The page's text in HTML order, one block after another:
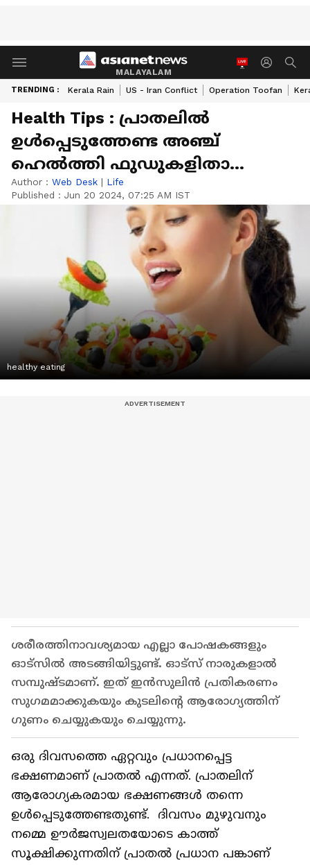
MALAYALAM
TRENDING : Kerala Rain US - Iran Conflict Operation Toofan
Health Tips : പ്രാതലിൽ‍
ഉൾപ്പെടുത്തേണ്ട അഞ്ച്
ഹെൽത്തി ഫുഡുകളിതാ...
Author : Web Desk | Life
Published : Jun 20 2024, 07:25 AM IST
healthy eating
ശരീരത്തിനാവശ്യമായ എല്ലാ പോഷകങ്ങളും
ഓട്‌സില്‍ അടങ്ങിയിട്ടുണ്ട്. ഓട്‌സ് നാരുകളാൽ
സമ്പുഷ്ടമാണ്. ഇത് ഇൻസുലിൻ പ്രതികരണം
സുഗമമാക്കുകയും കുടലിൻ്റെ ആരോഗ്യത്തിന്
ഗുണം ചെയ്യുകയും ചെയ്യുന്നു.
ഒരു ദിവസത്തെ ഏറ്റവും പ്രധാനപ്പെട്ട
ഭക്ഷണമാണ് പ്രാതൽ എന്നത്. പ്രാതലിന്
ആരോ​ഗ്യകരമായ ഭക്ഷണങ്ങൾ തന്നെ
ഉൾപ്പെടുത്തേണ്ടതുണ്ട്. ദിവസം മുഴുവനും
നമ്മെ ഊർജസ്വലതയോടെ കാത്ത്
സൂക്ഷിക്കുന്നതിന് പ്രാതൽ പ്രധാന പങ്കാണ്